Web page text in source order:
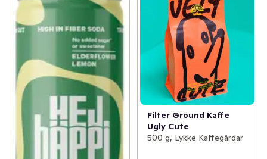
Filter Ground Kaffe
Ugly Cute
500 g, Lykke Kaffegårdar